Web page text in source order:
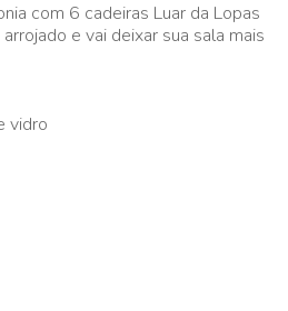
com 6 cadeiras Luar da Lopas
e vai deixar sua sala mais
vidro